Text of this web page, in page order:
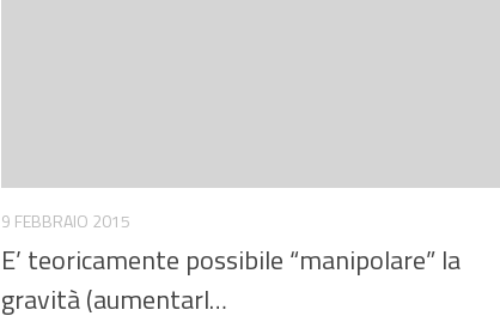
9 FEBBRAIO 2015
E’ teoricamente possibile “manipolare” la
gravità (aumentarl…